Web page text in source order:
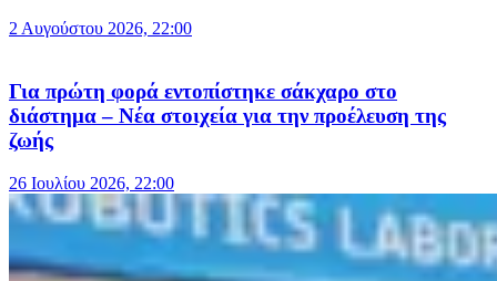
2 Αυγούστου 2026, 22:00
Για πρώτη φορά εντοπίστηκε σάκχαρο στο
διάστημα – Νέα στοιχεία για την προέλευση της
ζωής
26 Ιουλίου 2026, 22:00